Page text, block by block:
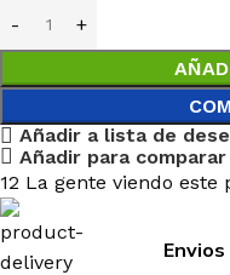
Añadir a lista de
Añadir para comparar
12 La gente viendo este